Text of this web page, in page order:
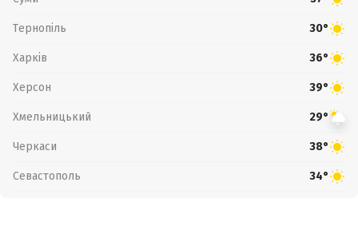
Тернопіль 30°
Харків 36°
Херсон 39°
Хмельницький 29°
Черкаси 38°
Севастополь 34°